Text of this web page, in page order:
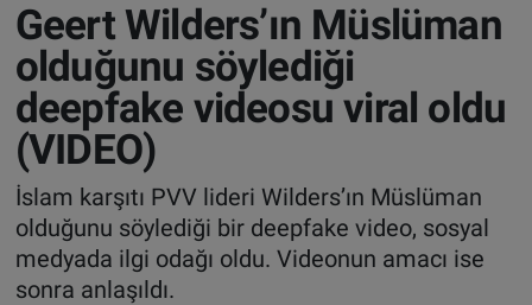
Geert Wilders’ın Müslüman
olduğunu söylediği
deepfake videosu viral oldu
(VIDEO)
İslam karşıtı PVV lideri Wilders’ın Müslüman
olduğunu söylediği bir deepfake video, sosyal
medyada ilgi odağı oldu. Videonun amacı ise
sonra anlaşıldı.
ALMANYA
FRANSA
AVUSTURYA
SAĞLIK - YAŞAM
BİLİM-TEKNOLOJİ
ALMANYA
TÜRKİYE
DÜNYA
BİLİM-TEKNOLOJİ
SAĞLIK
Trafik Durumu
Süper Lig Puan Durumu ve Fikstür
Tüm Manşetler
Son Dakika Haberleri
Haber Arşivi